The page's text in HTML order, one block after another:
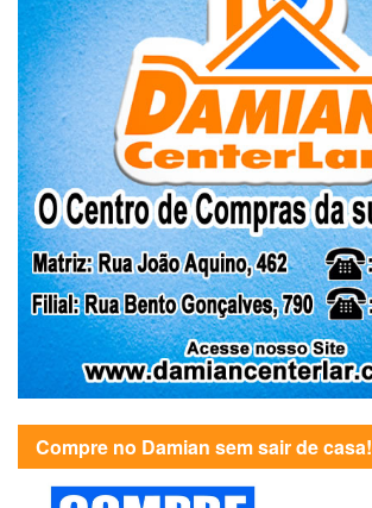
Compre no Damian sem sair de casa!